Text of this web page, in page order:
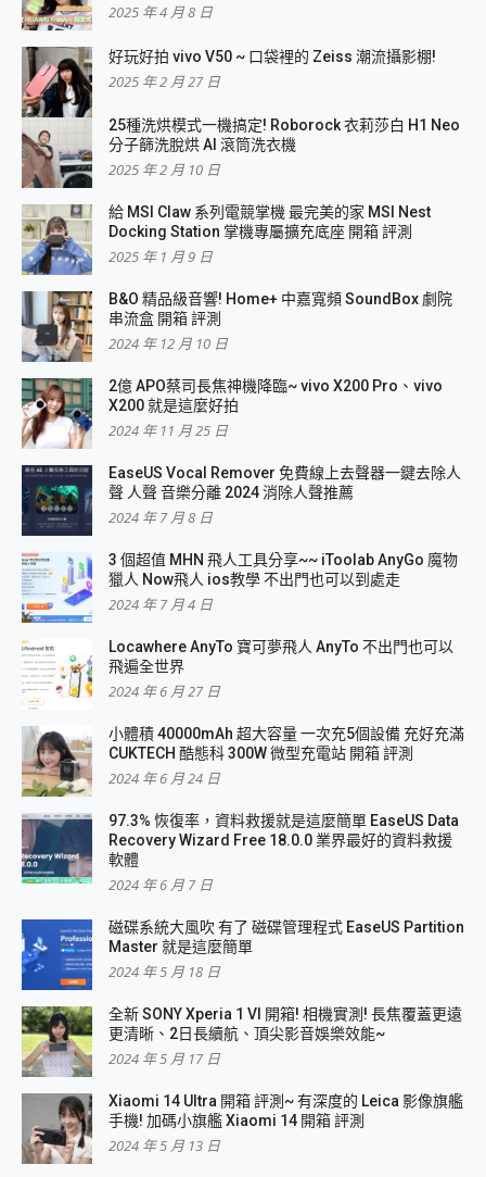
2025 年 4 月 8 日
好玩好拍 vivo V50 ~ 口袋裡的 Zeiss 潮流攝影棚!
2025 年 2 月 27 日
25種洗烘模式一機搞定! Roborock 衣莉莎白 H1 Neo
分子篩洗脫烘 AI 滾筒洗衣機
2025 年 2 月 10 日
給 MSI Claw 系列電競掌機 最完美的家 MSI Nest
Docking Station 掌機專屬擴充底座 開箱 評測
2025 年 1 月 9 日
B&O 精品級音響! Home+ 中嘉寬頻 SoundBox 劇院
串流盒 開箱 評測
2024 年 12 月 10 日
2億 APO蔡司長焦神機降臨~ vivo X200 Pro、vivo
X200 就是這麼好拍
2024 年 11 月 25 日
EaseUS Vocal Remover 免費線上去聲器一鍵去除人
聲 人聲 音樂分離 2024 消除人聲推薦
2024 年 7 月 8 日
3 個超值 MHN 飛人工具分享~~ iToolab AnyGo 魔物
獵人 Now飛人 ios教學 不出門也可以到處走
2024 年 7 月 4 日
Locawhere AnyTo 寶可夢飛人 AnyTo 不出門也可以
飛遍全世界
2024 年 6 月 27 日
小體積 40000mAh 超大容量 一次充5個設備 充好充滿
CUKTECH 酷態科 300W 微型充電站 開箱 評測
2024 年 6 月 24 日
97.3% 恢復率，資料救援就是這麼簡單 EaseUS Data
Recovery Wizard Free 18.0.0 業界最好的資料救援
軟體
2024 年 6 月 7 日
磁碟系統大風吹 有了 磁碟管理程式 EaseUS Partition
Master 就是這麼簡單
2024 年 5 月 18 日
全新 SONY Xperia 1 VI 開箱! 相機實測! 長焦覆蓋更遠
更清晰、2日長續航、頂尖影音娛樂效能~
2024 年 5 月 17 日
Xiaomi 14 Ultra 開箱 評測~ 有深度的 Leica 影像旗艦
手機! 加碼小旗艦 Xiaomi 14 開箱 評測
2024 年 5 月 13 日